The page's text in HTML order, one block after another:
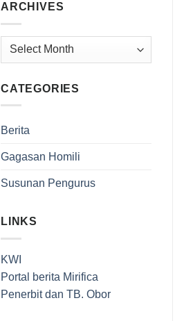
ARCHIVES
Archives
CATEGORIES
Berita
Gagasan Homili
Susunan Pengurus
LINKS
KWI
Portal berita Mirifica
Penerbit dan TB. Obor